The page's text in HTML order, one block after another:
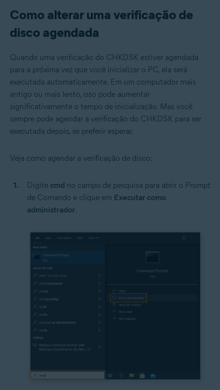
Como alterar uma verificação de
disco agendada
Quando uma verificação do CHKDSK estiver agendada
para a próxima vez que você inicializar o PC, ela será
executada automaticamente. Em um computador mais
antigo ou mais lento, isso pode aumentar
significativamente o tempo de inicialização. Mas você
sempre pode agendar a verificação do CHKDSK para ser
executada depois, se preferir esperar.
Veja como agendar a verificação de disco:
Digite cmd no campo de pesquisa para abrir o Prompt
de Comando e clique em Executar como
administrador.